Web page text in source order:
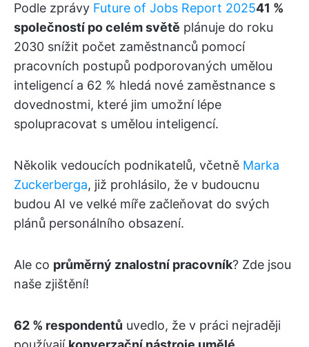
Podle zprávy Future of Jobs Report 202541 %
společností po celém světě plánuje do roku
2030 snížit počet zaměstnanců pomocí
pracovních postupů podporovaných umělou
inteligencí a 62 % hledá nové zaměstnance s
dovednostmi, které jim umožní lépe
spolupracovat s umělou inteligencí.
Několik vedoucích podnikatelů, včetně Marka
Zuckerberga, již prohlásilo, že v budoucnu
budou AI ve velké míře začleňovat do svých
plánů personálního obsazení.
Ale co průměrný znalostní pracovník? Zde jsou
naše zjištění!
62 % respondentů uvedlo, že v práci nejraději